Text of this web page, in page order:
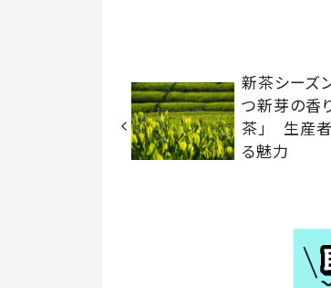
新茶シーズ
つ新芽の香
茶」 生産
る魅力